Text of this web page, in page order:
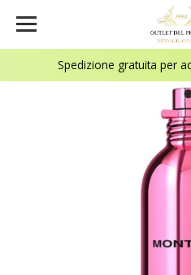
Spedizione gratuita per